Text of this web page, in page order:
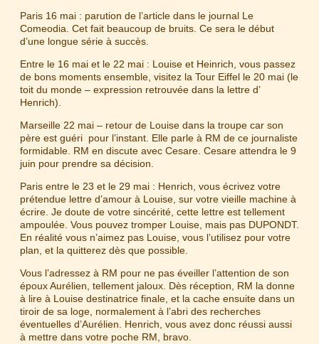
Paris 16 mai : parution de l’article dans le journal Le
Comeodia. Cet fait beaucoup de bruits. Ce sera le début
d’une longue série à succès.
Entre le 16 mai et le 22 mai : Louise et Heinrich, vous passez
de bons moments ensemble, visitez la Tour Eiffel le 20 mai (le
toit du monde – expression retrouvée dans la lettre d’
Henrich).
Marseille 22 mai – retour de Louise dans la troupe car son
père est guéri pour l’instant. Elle parle à RM de ce journaliste
formidable. RM en discute avec Cesare. Cesare attendra le 9
juin pour prendre sa décision.
Paris entre le 23 et le 29 mai : Henrich, vous écrivez votre
prétendue lettre d’amour à Louise, sur votre vieille machine à
écrire. Je doute de votre sincérité, cette lettre est tellement
ampoulée. Vous pouvez tromper Louise, mais pas DUPONDT.
En réalité vous n’aimez pas Louise, vous l’utilisez pour votre
plan, et la quitterez dès que possible.
Vous l’adressez à RM pour ne pas éveiller l’attention de son
époux Aurélien, tellement jaloux. Dès réception, RM la donne
à lire à Louise destinatrice finale, et la cache ensuite dans un
tiroir de sa loge, normalement à l’abri des recherches
éventuelles d’Aurélien. Henrich, vous avez donc réussi aussi
à mettre dans votre poche RM, bravo.